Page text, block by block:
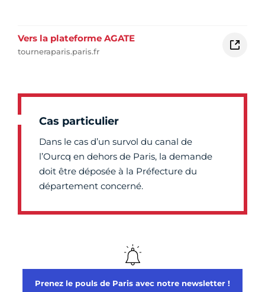
Vers la plateforme AGATE
tourneraparis.paris.fr
Cas particulier
Dans le cas d’un survol du canal de
l’Ourcq en dehors de Paris, la demande
doit être déposée à la Préfecture du
département concerné.
Prenez le pouls de Paris avec notre newsletter !